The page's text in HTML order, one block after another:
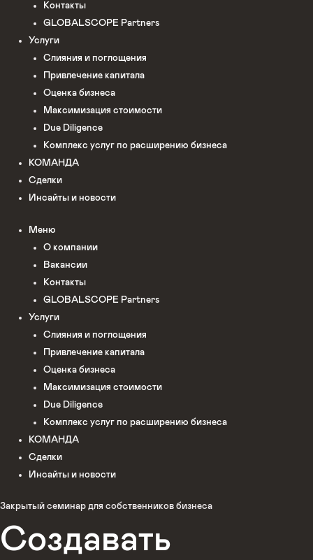
Контакты
GLOBALSCOPE Partners
Услуги
Слияния и поглощения
Привлечение капитала
Оценка бизнеса
Максимизация стоимости​
Due Diligence
Комплекс услуг по расширению бизнеса
КОМАНДА
Сделки
Инсайты и новости
Меню
О компании
Вакансии
Контакты
GLOBALSCOPE Partners
Услуги
Слияния и поглощения
Привлечение капитала
Оценка бизнеса
Максимизация стоимости​
Due Diligence
Комплекс услуг по расширению бизнеса
КОМАНДА
Сделки
Инсайты и новости
Закрытый семинар для собственников бизнеса
Создавать